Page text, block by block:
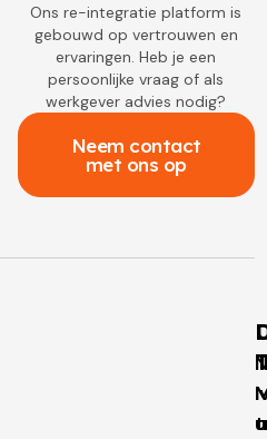
Ons re-integratie platform is
gebouwd op vertrouwen en
ervaringen. Heb je een
persoonlijke vraag of als
werkgever advies nodig?
Neem contact
met ons op